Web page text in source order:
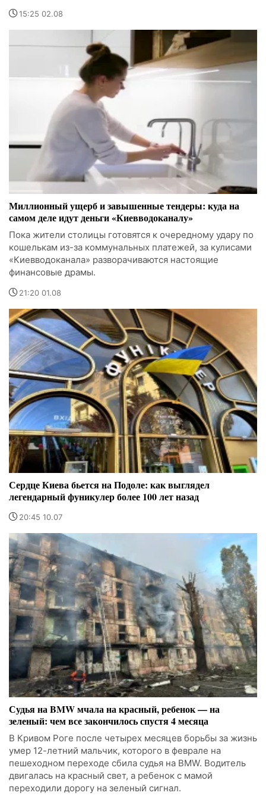
15:25 02.08
Миллионный ущерб и завышенные тендеры: куда на
самом деле идут деньги «Киевводоканалу»
Пока жители столицы готовятся к очередному удару по
кошелькам из-за коммунальных платежей, за кулисами
«Киевводоканала» разворачиваются настоящие
финансовые драмы.
21:20 01.08
Сердце Киева бьется на Подоле: как выглядел
легендарный фуникулер более 100 лет назад
20:45 10.07
Судья на BMW мчала на красный, ребенок — на
зеленый: чем все закончилось спустя 4 месяца
В Кривом Роге после четырех месяцев борьбы за жизнь
умер 12-летний мальчик, которого в феврале на
пешеходном переходе сбила судья на BMW. Водитель
двигалась на красный свет, а ребенок с мамой
переходили дорогу на зеленый сигнал.